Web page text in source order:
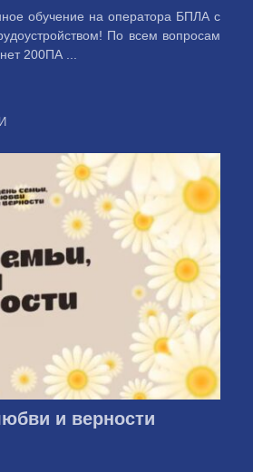
обучение на оператора БПЛА с
По всем вопросам
200ПА ...
и верности